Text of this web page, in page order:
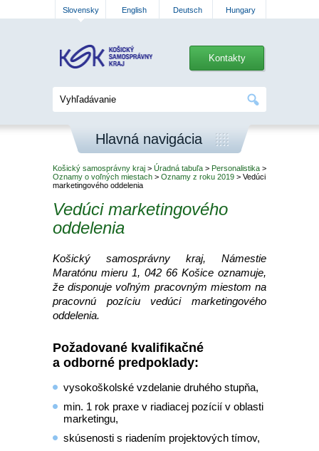
Slovensky English Deutsch Hungary
Kontakty
Hlavná navigácia
Košický samosprávny kraj > Úradná tabuľa > Personalistika >
Oznamy o voľných miestach > Oznamy z roku 2019 > Vedúci
marketingového oddelenia
Vedúci marketingového
oddelenia
Košický samosprávny kraj, Námestie
Maratónu mieru 1, 042 66 Košice oznamuje,
že disponuje voľným pracovným miestom na
pracovnú pozíciu vedúci marketingového
oddelenia.
Požadované kvalifikačné
a odborné predpoklady:
vysokoškolské vzdelanie druhého stupňa,
min. 1 rok praxe v riadiacej pozícií v oblasti
marketingu,
skúsenosti s riadením projektových tímov,